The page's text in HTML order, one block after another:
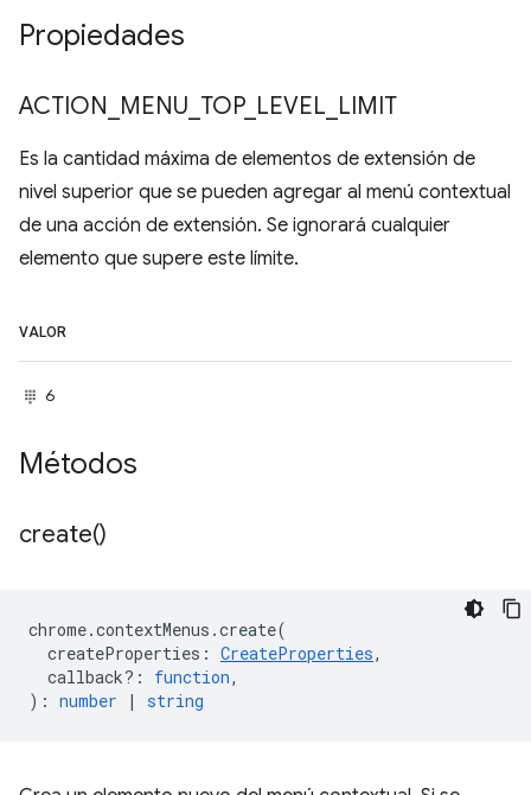
Propiedades
ACTION MENU TOP_ LEVEL LIMIT
Es la cantidad máxima de elementos de extensión de
nivel superior que se pueden agregar al menú contextual
de una acción de extensión. Se ignorará cualquier
elemento que supere este límite.
VALOR
6
Métodos
create()
chrome.contextMenus .create(
createProperties : CreateProperties,
callback? : function,
) : number | string